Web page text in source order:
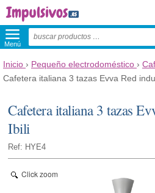
Menú
Inicio › Pequeño electrodoméstico ›
Cafetera italiana 3 tazas Evva Red
Cafetera italiana 3 tazas
Ibili
Ref: HYE4
Click zoom